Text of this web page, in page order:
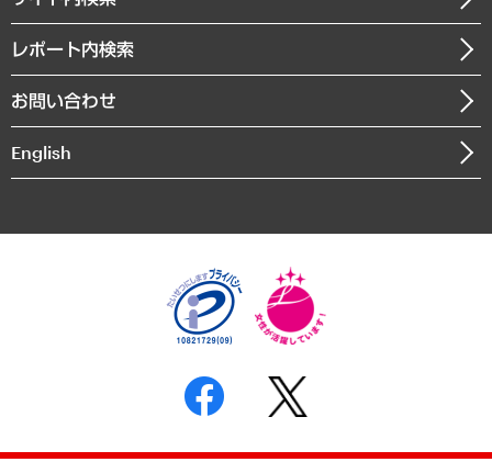
まちづくり・観光・交通・スポーツ・スマートシティ
自然資源・農林水産業・食料システム
メディア掲載・出演
沿革
組織図・本部部室紹介
インドネシア現地法人
個人情報保護方針
反社会的勢力に対する基本方針
書面による個人情報の開示等の請求の手続きについて
レポート内検索
お問い合わせ
English